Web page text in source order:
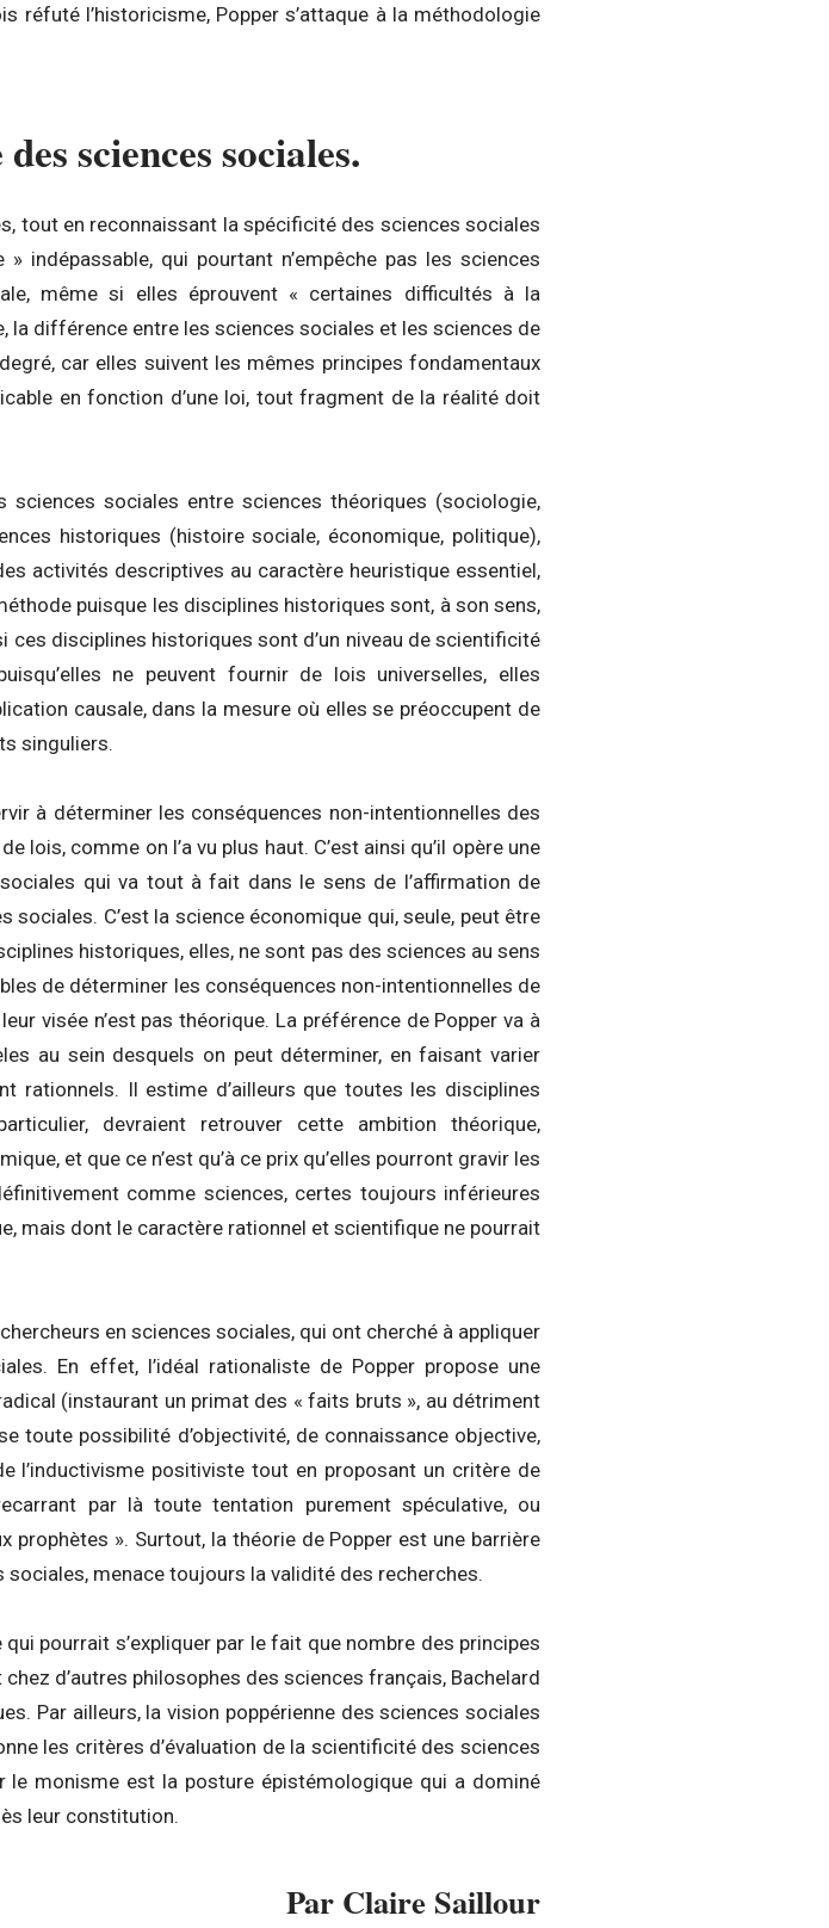
réfuté l’historicisme, Popper s’attaque à la méthodologie
sciences sociales.
tout en reconnaissant la spécificité des sciences sociales
indépassable, qui pourtant n’empêche pas les sciences
même si elles éprouvent « certaines difficultés à la
la différence entre les sciences sociales et les sciences de
car elles suivent les mêmes principes fondamentaux
en fonction d’une loi, tout fragment de la réalité doit
sociales entre sciences théoriques (sociologie,
historiques (histoire sociale, économique, politique),
activités descriptives au caractère heuristique essentiel,
puisque les disciplines historiques sont, à son sens,
ces disciplines historiques sont d’un niveau de scientificité
ne peuvent fournir de lois universelles, elles
causale, dans la mesure où elles se préoccupent de
singuliers.
à déterminer les conséquences non-intentionnelles des
lois, comme on l’a vu plus haut. C’est ainsi qu’il opère une
qui va tout à fait dans le sens de l’affirmation de
C’est la science économique qui, seule, peut être
historiques, elles, ne sont pas des sciences au sens
de déterminer les conséquences non-intentionnelles de
visée n’est pas théorique. La préférence de Popper va à
au sein desquels on peut déterminer, en faisant varier
rationnels. Il estime d’ailleurs que toutes les disciplines
devraient retrouver cette ambition théorique,
et que ce n’est qu’à ce prix qu’elles pourront gravir les
comme sciences, certes toujours inférieures
mais dont le caractère rationnel et scientifique ne pourrait
en sciences sociales, qui ont cherché à appliquer
En effet, l’idéal rationaliste de Popper propose une
(instaurant un primat des « faits bruts », au détriment
toute possibilité d’objectivité, de connaissance objective,
l’inductivisme positiviste tout en proposant un critère de
par là toute tentation purement spéculative, ou
prophètes ». Surtout, la théorie de Popper est une barrière
menace toujours la validité des recherches.
pourrait s’expliquer par le fait que nombre des principes
d’autres philosophes des sciences français, Bachelard
Par ailleurs, la vision poppérienne des sciences sociales
les critères d’évaluation de la scientificité des sciences
le monisme est la posture épistémologique qui a dominé
leur constitution.
Par Claire Saillour